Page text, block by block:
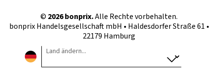
© 2026bonprix.Alle Rechte vorbehalten.
bonprix Handelsgesellschaft mbH • Haldesdorfer Straße 61 •
22179 Hamburg
Land ändern...